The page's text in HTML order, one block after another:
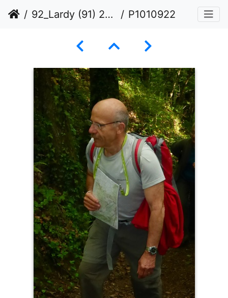
92_Lardy (91) 23 mai 2015 P1010922